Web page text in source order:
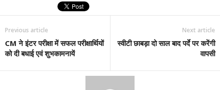
Previous article
CM ने इंटर परीक्षा में सफल परीक्षार्थियों
को दी बधाई एवं शुभकामनायें
Next article
स्वीटी छाबड़ा दो साल बाद पर्दे पर करेंगी
वापसी